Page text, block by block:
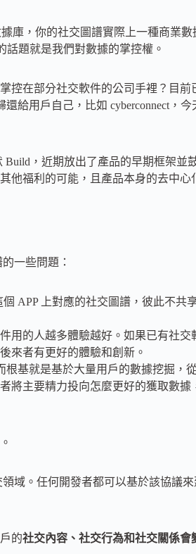
庫，你的社交圖譜實際上一種商業
話題就是我們對數據的掌控權。
控在部分社交軟件的公司手裡？目前
給用戶自己，比如 cyberconnect，
，近期放出了產品的早期框架並
他福利的可能，且產品本身的去中心
一些問題：
APP 上對應的社交圖譜，彼此不共
用的人越多體驗越好。如果已有社交
來者有更好的體驗和創新。
根基就是基於大量用戶的數據挖掘，
將主要精力投向怎麼更好的獲取數據
域。任何開發者都可以基於該協議
的社交內容、社交行為和社交關係會